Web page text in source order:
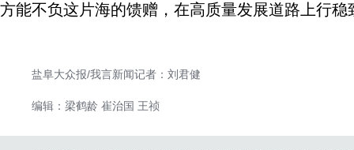
方能不负这片海的馈赠，在高质量发展道路上行稳
盐阜大众报/我言新闻记者：刘君健
编辑：梁鹤龄 崔治国 王祯